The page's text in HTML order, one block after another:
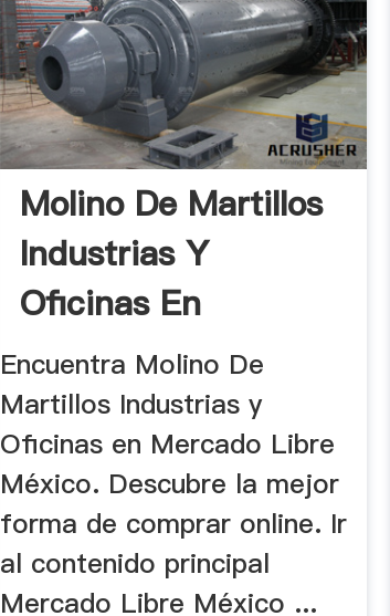
Molino De Martillos
Industrias Y
Oficinas En
Mercado ...
Encuentra Molino De
Martillos Industrias y
Oficinas en Mercado Libre
México. Descubre la mejor
forma de comprar online. Ir
al contenido principal
Mercado Libre México ...